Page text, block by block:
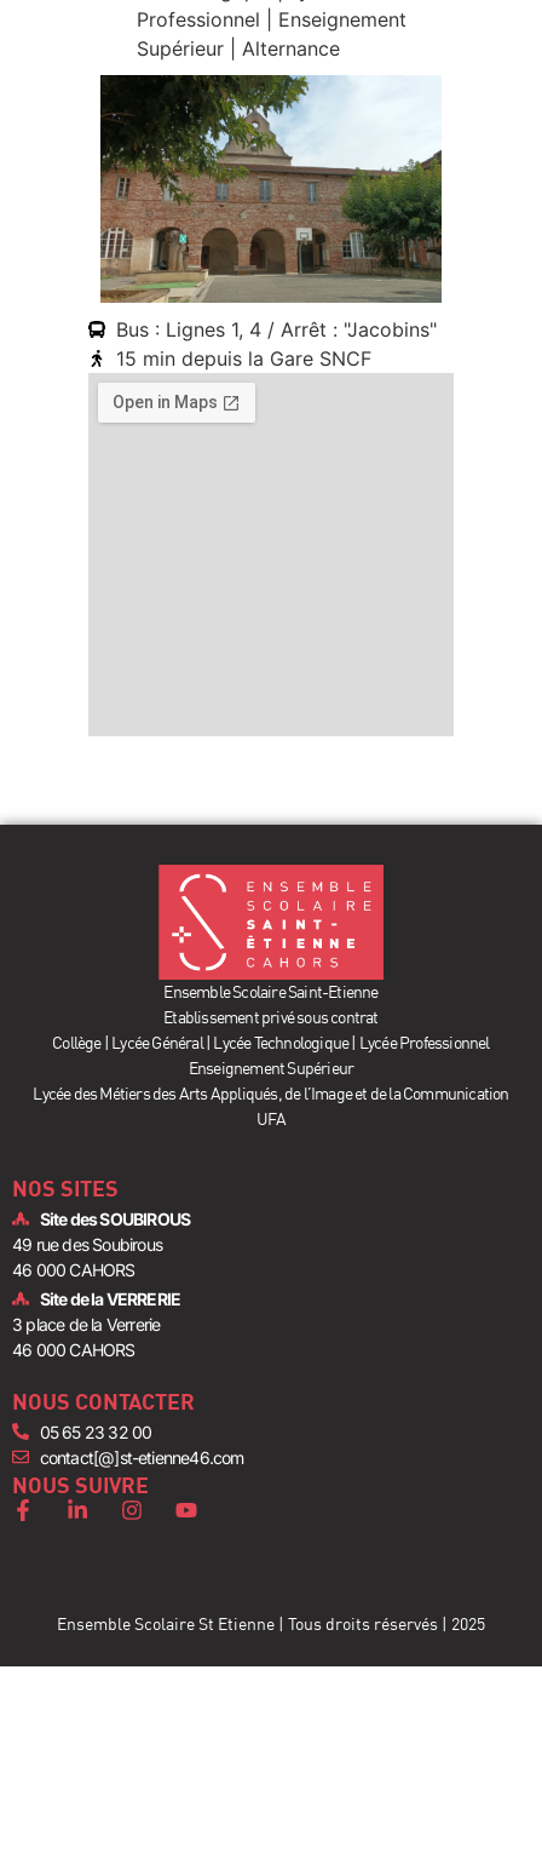
Professionnel | Enseignement
Supérieur | Alternance
Bus : Lignes 1, 4 / Arrêt : "Jacobins"
15 min depuis la Gare SNCF
Ensemble Scolaire Saint-Etienne
Etablissement privé sous contrat
Collège | Lycée Général | Lycée Technologique | Lycée Professionnel
Enseignement Supérieur
Lycée des Métiers des Arts Appliqués, de l’Image et de la Communication
UFA
NOS SITES
Site des SOUBIROUS
49 rue des Soubirous
46 000 CAHORS
Site de la VERRERIE
3 place de la Verrerie
46 000 CAHORS
NOUS CONTACTER
05 65 23 32 00
contact[@]st-etienne46.com
NOUS SUIVRE
Ensemble Scolaire St Etienne | Tous droits réservés | 2025